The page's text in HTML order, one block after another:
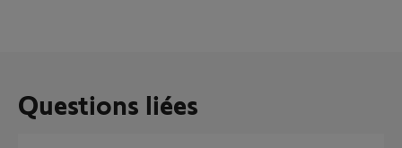
Questions liées